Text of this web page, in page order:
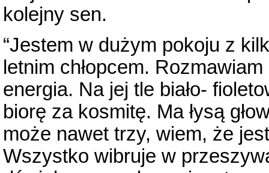
kolejny sen.
“Jestem w dużym pokoju z
letnim chłopcem.
energia. Na jej tle biało-
biorę za kosmitę. Ma łysą
może nawet trzy, wiem, że
Wszystko wibruje w